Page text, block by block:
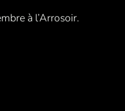
à l’Arrosoir.